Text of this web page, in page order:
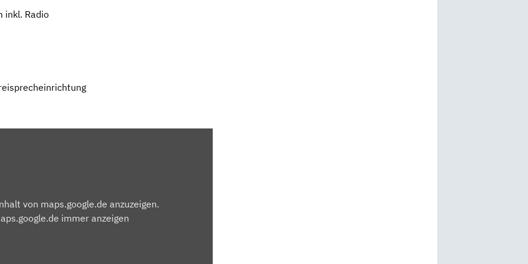
inkl. Radio
von maps.google.de anzuzeigen.
immer anzeigen